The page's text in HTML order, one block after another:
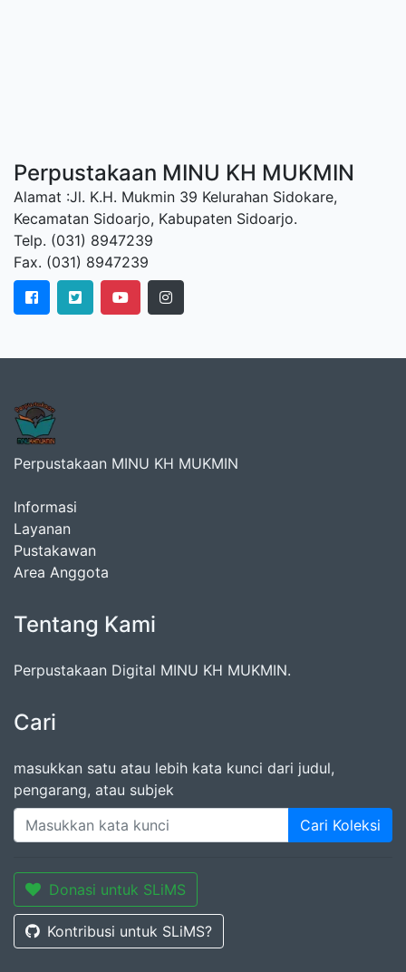
Perpustakaan MINU KH MUKMIN
Alamat :Jl. K.H. Mukmin 39 Kelurahan Sidokare,
Kecamatan Sidoarjo, Kabupaten Sidoarjo.
Telp. (031) 8947239
Fax. (031) 8947239
Perpustakaan MINU KH MUKMIN
Informasi
Layanan
Pustakawan
Area Anggota
Tentang Kami
Perpustakaan Digital MINU KH MUKMIN.
Cari
masukkan satu atau lebih kata kunci dari judul,
pengarang, atau subjek
Cari Koleksi
Donasi untuk SLiMS
Kontribusi untuk SLiMS?